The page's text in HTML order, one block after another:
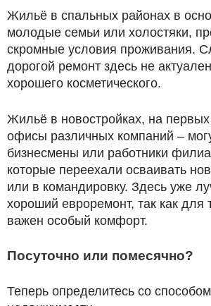
Жильё в спальных районах в
молодые семьи или холостяки,
скромные условия проживания.
дорогой ремонт здесь не
хорошего косметического.
Жильё в новостройках, на
офисы различных компаний –
бизнесмены или работники
которые переехали осваивать
или в командировку. Здесь уже
хороший евроремонт, так как для
важен особый комфорт.
Посуточно или помесячно?
Теперь определитесь со